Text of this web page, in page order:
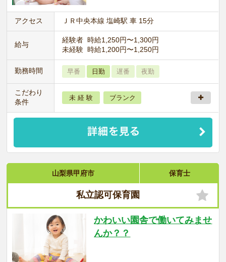
アクセス ＪＲ中央本線 塩崎駅 車 15分
給与
経験者 時給1,250円〜1,300円
未経験 時給1,200円〜1,250円
勤務時間 早番 日勤 遅番 夜勤
こだわり
条件
未 経 験 ブランク
山梨県甲府市 保育士
私立認可保育園
かわいい園舎で働いてみませ
んか？？